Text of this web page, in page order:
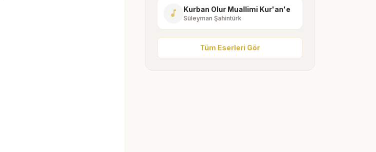
music_note Kurban Olur Muallimi Kur'an'e
Süleyman Şahintürk
Tüm Eserleri Gör